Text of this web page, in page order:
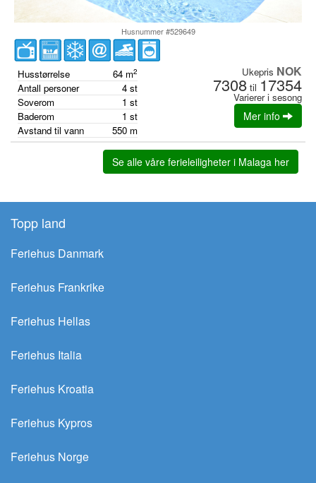
Husnummer #529649
Husstørrelse 64 m2
Antall personer 4 st
Soverom
1 st
Baderom
1 st
Avstand til vann
550 m
Ukepris NOK
7308 til 17354
Varierer i sesong
Mer info
Se alle våre ferieleiligheter i Malaga her
Topp land
Feriehus Danmark
Feriehus Frankrike
Feriehus Hellas
Feriehus Italia
Feriehus Kroatia
Feriehus Kypros
Feriehus Norge